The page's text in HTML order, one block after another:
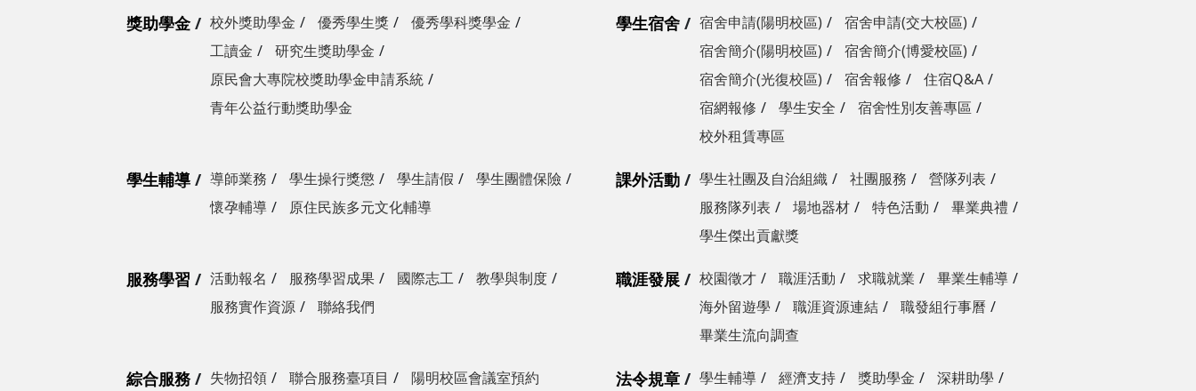
獎助學金 校外獎助學金 優秀學生獎
優秀學科獎學金
工讀金
研究生獎助學金
原民會大專院校獎助學金申請系統
青年公益行動獎助學金
學生宿舍 宿舍申請(陽明校區)
宿舍申請(交大校區)
宿舍簡介(陽明校區)
宿舍簡介(博愛校區)
宿舍簡介(光復校區)
宿舍報修
住宿Q&A
宿網報修
學生安全
宿舍性別友善專區
校外租賃專區
學生輔導 導師業務 學生操行獎懲 學生請假
學生團體保險
懷孕輔導
原住民族多元文化輔導
課外活動 學生社團及自治組織 社團服務
營隊列表
服務隊列表
場地器材 特色活動
畢業典禮
學生傑出貢獻獎
服務學習 活動報名 服務學習成果 國際志工
教學與制度
服務實作資源
聯絡我們
職涯發展 校園徵才 職涯活動 求職就業
畢業生輔導
海外留遊學
職涯資源連結
職發組行事曆
畢業生流向調查
綜合服務 失物招領 聯合服務臺項目 陽明校區會議室預約 法令規章 學生輔導 經濟支持 獎助學金
深耕助學